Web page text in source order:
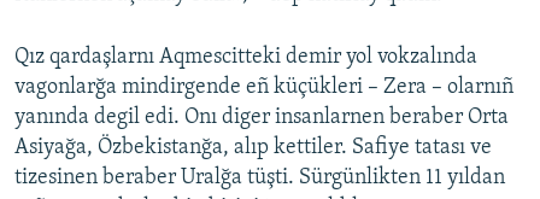
Qız qardaşlarnı Aqmescitteki demir yol vokzalında
vagonlarğa mindirgende eñ küçükleri – Zera – olarnıñ
yanında degil edi. Onı diger insanlarnen beraber Orta
Asiyağa, Özbekistanğa, alıp kettiler. Safiye tatası ve
tizesinen beraber Uralğa tüşti. Sürgünlikten 11 yıldan